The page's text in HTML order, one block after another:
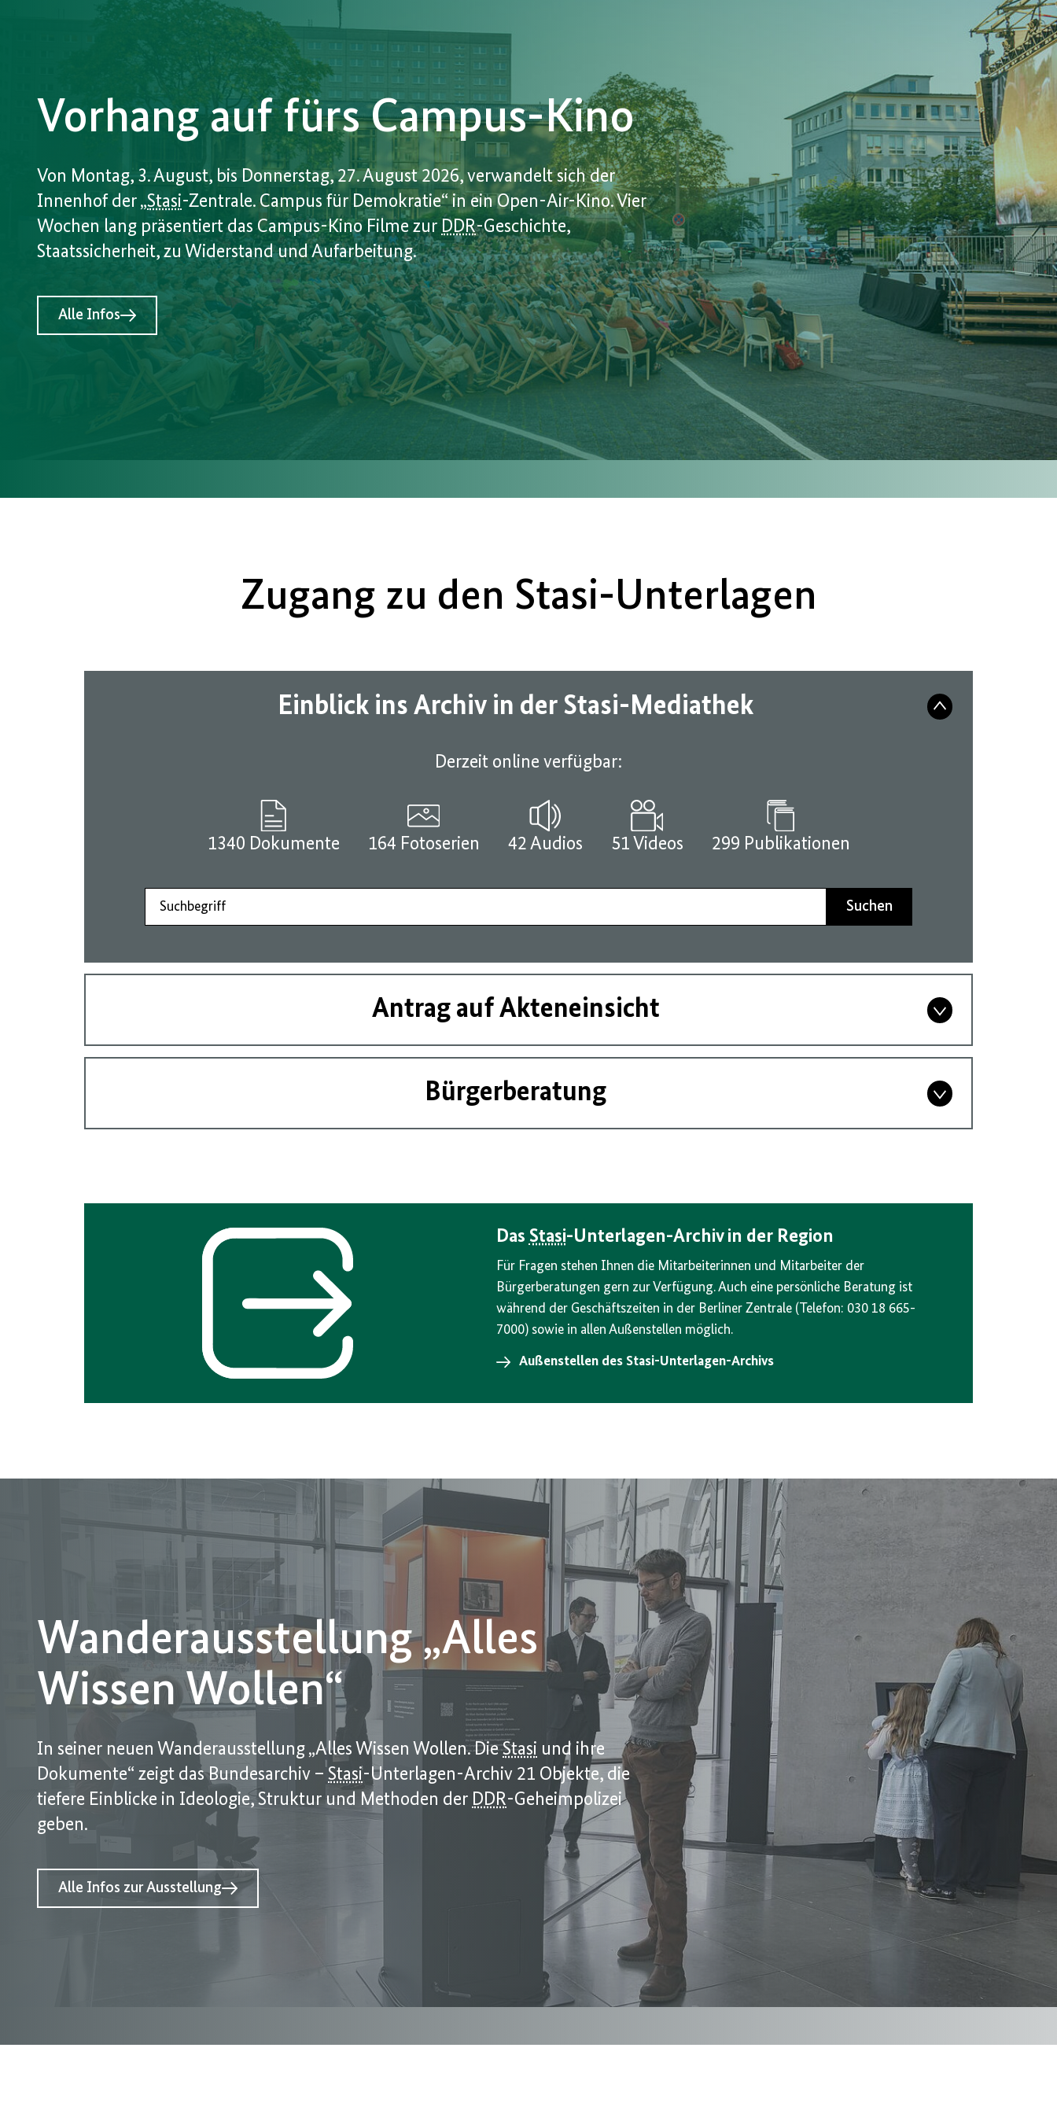
Vorhang auf fürs Campus-Kino
Von Montag, 3. August, bis Donnerstag, 27. August 2026, verwandelt sich der
Innenhof der „Stasi-Zentrale. Campus für Demokratie“ in ein Open-Air-Kino. Vier
Wochen lang präsentiert das Campus-Kino Filme zur DDR-Geschichte,
Staatssicherheit, zu Widerstand und Aufarbeitung.
Alle Infos
Zugang zu den Stasi-Unterlagen
Einblick ins Archiv in der Stasi-Mediathek
Derzeit online verfügbar:
1340 Dokumente 164 Fotoserien 42 Audios 51 Videos 299 Publikationen
Suchbegriff
Suchen
Antrag auf Akteneinsicht
Bürgerberatung
Interner
Das Stasi-Unterlagen-Archiv in der Region
Für Fragen stehen Ihnen die Mitarbeiterinnen und Mitarbeiter der
Bürgerberatungen gern zur Verfügung. Auch eine persönliche Beratung ist
während der Geschäftszeiten in der Berliner Zentrale (Telefon: 030 18 665-
7000) sowie in allen Außenstellen möglich.
Außenstellen des Stasi-Unterlagen-Archivs
Wanderausstellung „Alles
Wissen Wollen“
In seiner neuen Wanderausstellung „Alles Wissen Wollen. DieStasi und ihre
Dokumente“ zeigt das Bundesarchiv –Stasi-Unterlagen-Archiv 21 Objekte, die
tiefere Einblicke in Ideologie, Struktur und Methoden der DDR-Geheimpolizei
geben.
Alle Infos zur Ausstellung